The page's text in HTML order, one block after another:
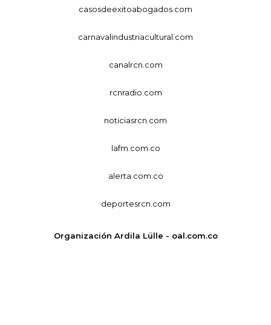
casosdeexitoabogados.com
carnavalindustriacultural.com
canalrcn.com
rcnradio.com
noticiasrcn.com
lafm.com.co
alerta.com.co
deportesrcn.com
Organización Ardila Lülle - oal.com.co